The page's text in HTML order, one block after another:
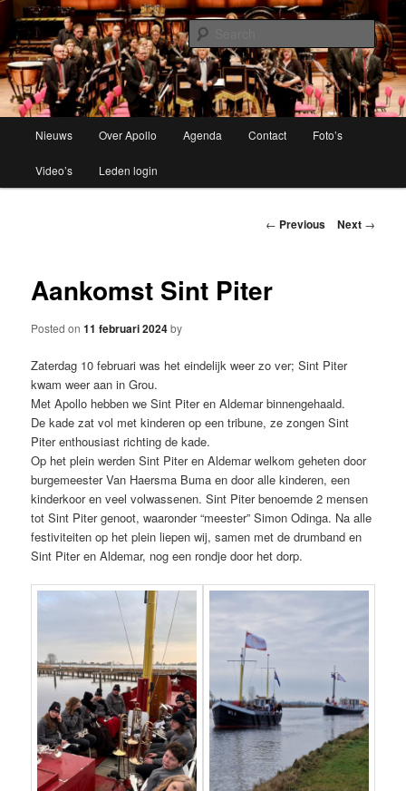
Apollo Grou
Brassband
Skip
to
Nieuws Over Apollo Agenda Contact Foto’s
Video’s Leden login
Post
← Previous Next →
Aankomst Sint Piter
Posted on11 februari 2024by
Zaterdag 10 februari was het eindelijk weer zo ver; Sint Piter
kwam weer aan in Grou.
Met Apollo hebben we Sint Piter en Aldemar binnengehaald.
De kade zat vol met kinderen op een tribune, ze zongen Sint
Piter enthousiast richting de kade.
Op het plein werden Sint Piter en Aldemar welkom geheten door
burgemeester Van Haersma Buma en door alle kinderen, een
kinderkoor en veel volwassenen. Sint Piter benoemde 2 mensen
tot Sint Piter genoot, waaronder “meester” Simon Odinga. Na alle
festiviteiten op het plein liepen wij, samen met de drumband en
Sint Piter en Aldemar, nog een rondje door het dorp.